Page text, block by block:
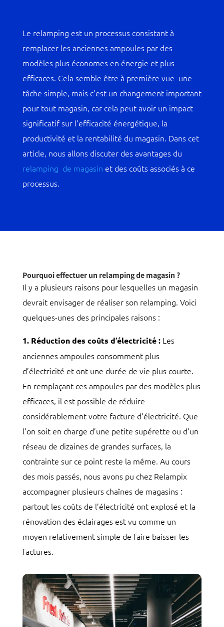
Le relamping est un processus consistant à
remplacer les anciennes ampoules par des
modèles plus économes en énergie et plus
efficaces. Cela semble être à première vue une
tâche simple, mais c’est un changement important
pour tout magasin, car cela peut avoir un impact
significatif sur l’efficacité énergétique, la
productivité et la rentabilité du magasin. Dans cet
article, nous allons discuter des avantages du
relamping de magasin et des coûts associés à ce
processus.
Pourquoi effectuer un relamping de magasin ?
Il y a plusieurs raisons pour lesquelles un magasin
devrait envisager de réaliser son relamping. Voici
quelques-unes des principales raisons :
1. Réduction des coûts d’électricité :Les
anciennes ampoules consomment plus
d’électricité et ont une durée de vie plus courte.
En remplaçant ces ampoules par des modèles plus
efficaces, il est possible de réduire
considérablement votre facture d’électricité. Que
l’on soit en charge d’une petite supérette ou d’un
réseau de dizaines de grandes surfaces, la
contrainte sur ce point reste la même. Au cours
des mois passés, nous avons pu chez Relampix
accompagner plusieurs chaînes de magasins :
partout les coûts de l’électricité ont explosé et la
rénovation des éclairages est vu comme un
moyen relativement simple de faire baisser les
factures.